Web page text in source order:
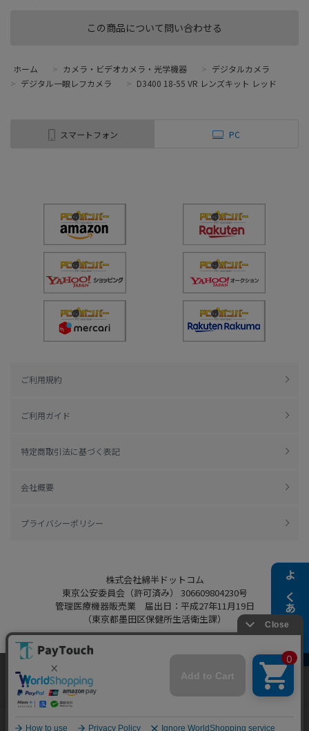
よくある質問
この商品について問い合わせる
ホーム > カメラ・ビデオカメラ・光学機器 > デジタルカメラ
> デジタル一眼レフカメラ > D3400 18-55 VR レンズキット レッド
スマートフォン PC
ご利用規約
ご利用ガイド
特定商取引法に基づく表記
会社概要
プライバシーポリシー
株式会社綿半ドットコム
東京公安委員会（許可済み） 306609804230号
管理医療機器販売業 届出日：平成27年11月19日
（東京都墨田区保健所生活衛生課）
Copyright 2022
Powered by Watahan Partners Co., Ltd.
当ウェブサイトでは、お客様により良いサービス
をご提供するため、クッキーを利用しています。
サイト利用を継続することにより、クッキーの使
同意する